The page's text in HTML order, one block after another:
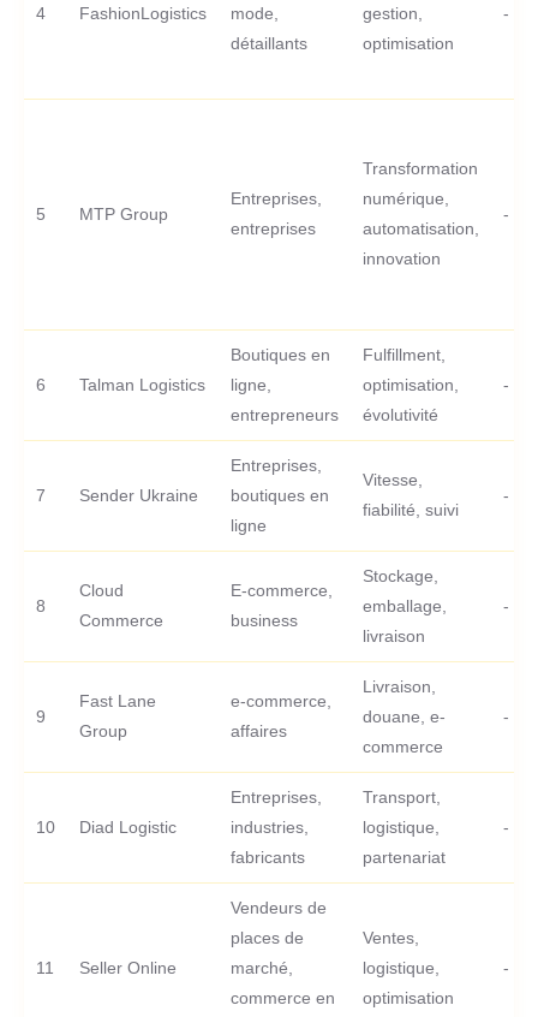
4 FashionLogistics
mode,
détaillants
gestion,
optimisation
-
5 MTP Group
Entreprises,
entreprises
Transformation
numérique,
automatisation,
innovation
-
6 Talman Logistics
Boutiques en
ligne,
entrepreneurs
Fulfillment,
optimisation,
évolutivité
-
7 Sender Ukraine
Entreprises,
boutiques en
ligne
Vitesse,
fiabilité, suivi
-
8
Cloud
Commerce
E-commerce,
business
Stockage,
emballage,
livraison
-
9
Fast Lane
Group
e-commerce,
affaires
Livraison,
douane, e-
commerce
-
10 Diad Logistic
Entreprises,
industries,
fabricants
Transport,
logistique,
partenariat
-
11 Seller Online
Vendeurs de
places de
marché,
commerce en
Ventes,
logistique,
optimisation
-